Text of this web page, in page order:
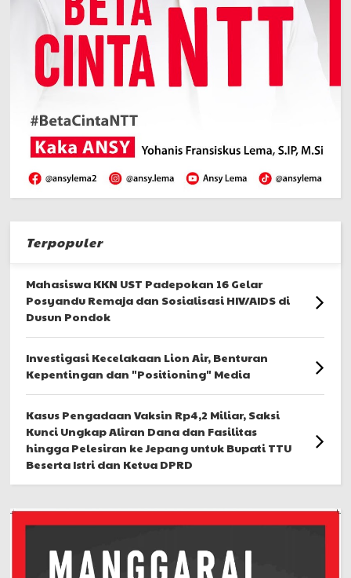
Terpopuler
Mahasiswa KKN UST Padepokan 16 Gelar
Posyandu Remaja dan Sosialisasi HIV/AIDS di
Dusun Pondok
Investigasi Kecelakaan Lion Air, Benturan
Kepentingan dan "Positioning" Media
Kasus Pengadaan Vaksin Rp4,2 Miliar, Saksi
Kunci Ungkap Aliran Dana dan Fasilitas
hingga Pelesiran ke Jepang untuk Bupati TTU
Beserta Istri dan Ketua DPRD